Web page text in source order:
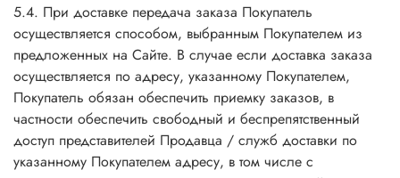
5.4. При доставке передача заказа Покупатель
осуществляется способом, выбранным Покупателем из
предложенных на Сайте. В случае если доставка заказа
осуществляется по адресу, указанному Покупателем,
Покупатель обязан обеспечить приемку заказов, в
частности обеспечить свободный и беспрепятственный
доступ представителей Продавца / служб доставки по
указанному Покупателем адресу, в том числе с